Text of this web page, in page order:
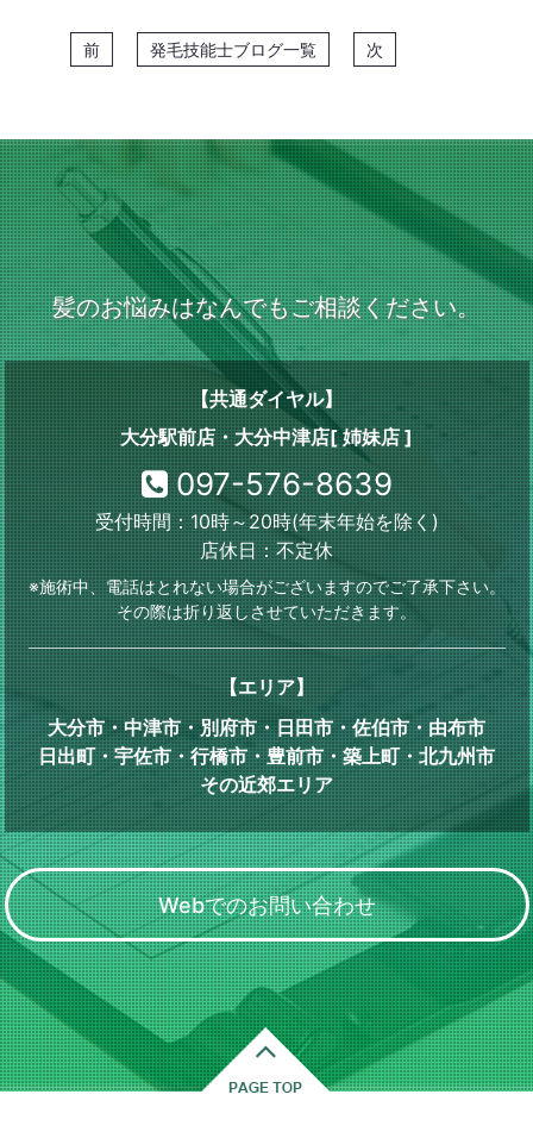
前 発毛技能士ブログ一覧 次
髪のお悩みはなんでもご相談ください。
【共通ダイヤル】
大分駅前店・大分中津店[ 姉妹店 ]
097-576-8639
受付時間：10時～20時(年末年始を除く)
店休日：不定休
※施術中、電話はとれない場合がございますのでご了承下さい。
その際は折り返しさせていただきます。
【エリア】
大分市・中津市・別府市・日田市・佐伯市・由布市
日出町・宇佐市・行橋市・豊前市・築上町・北九州市
その近郊エリア
Webでのお問い合わせ